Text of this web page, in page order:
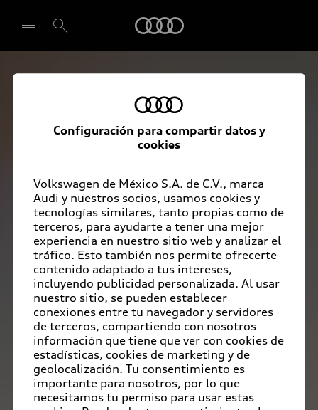
Configuración para compartir datos y
cookies
Volkswagen de México S.A. de C.V., marca
Audi y nuestros socios, usamos cookies y
tecnologías similares, tanto propias como de
terceros, para ayudarte a tener una mejor
experiencia en nuestro sitio web y analizar el
tráfico. Esto también nos permite ofrecerte
contenido adaptado a tus intereses,
incluyendo publicidad personalizada. Al usar
nuestro sitio, se pueden establecer
conexiones entre tu navegador y servidores
de terceros, compartiendo con nosotros
información que tiene que ver con cookies de
estadísticas, cookies de marketing y de
geolocalización. Tu consentimiento es
importante para nosotros, por lo que
necesitamos tu permiso para usar estas